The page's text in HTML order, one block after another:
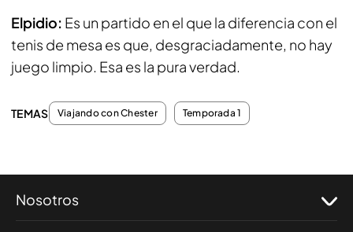
Elpidio: Es un partido en el que la diferencia con el
tenis de mesa es que, desgraciadamente, no hay
juego limpio. Esa es la pura verdad.
TEMAS Viajando con Chester Temporada 1
Nosotros